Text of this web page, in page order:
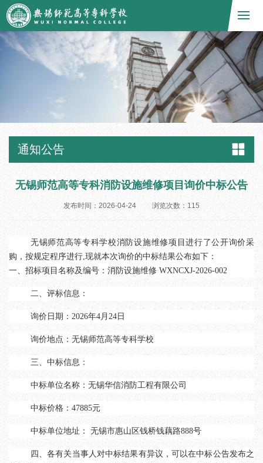
通知公告
无锡师范高等专科消防设施维修项目询价中标公告
发布时间：2026-04-24 浏览次数： 115
无锡师范高等专科学校消防设施维修项目进行了公开询价采
购，按规定程序进行 ,现就本次询价的中标结果公布如下：
一、招标项目名称及编号： 消防设施维修 WXNCXJ-2026-002
二、评标信息：
询价日期： 2026年4 月 24 日
询价地点：无锡师范高等专科学校
三、中标信息：
中标单位名称： 无锡华信消防工程有限公司
中标价格 ： 47885元
中标单位地址： 无锡市惠山区钱桥钱藕路888号
四、各有关当事人对中标结果有异议，可以在中标公告发布之